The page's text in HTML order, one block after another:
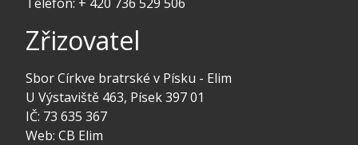
Zřizovatel
Sbor Církve bratrské v Písku - Elim
U Výstaviště 463, Písek 397 01
IČ: 73 635 367
Web: CB Elim